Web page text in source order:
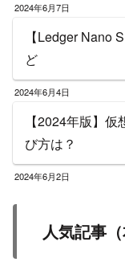
2024年6月7日
【Ledger Nano
ど
2024年6月4日
【2024年版】
び方は？
2024年6月2日
人気記事（